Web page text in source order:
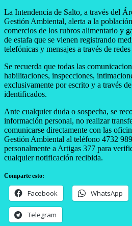
La Intendencia de Salto, a través del
Gestión Ambiental, alerta a la
comercios de los rubros alimentario y
de estafa que se vienen registrando
telefónicas y mensajes a través de redes
Se recuerda que todas las
habilitaciones, inspecciones,
exclusivamente por escrito y a través
identificados.
Ante cualquier duda o sospecha, se
información personal, no realizar
comunicarse directamente con las
Gestión Ambiental al teléfono 4732
personalmente a Artigas 377 para
cualquier notificación recibida.
Comparte esto:
Facebook WhatsApp
Telegram